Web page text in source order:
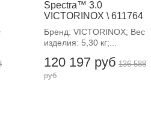
Spectra™ 3.0
VICTORINOX \ 611764
Бренд: VICTORINOX; Вес
изделия: 5,30 кг;...
120 197 руб 136 588
руб